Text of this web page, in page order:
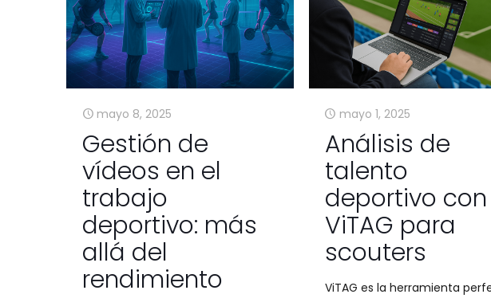
mayo 8, 2025
Gestión de
vídeos en el
trabajo
deportivo: más
allá del
rendimiento
mayo 1, 2025
Análisis de
talento
deportivo con
ViTAG para
scouters
ViTAG es la herramienta